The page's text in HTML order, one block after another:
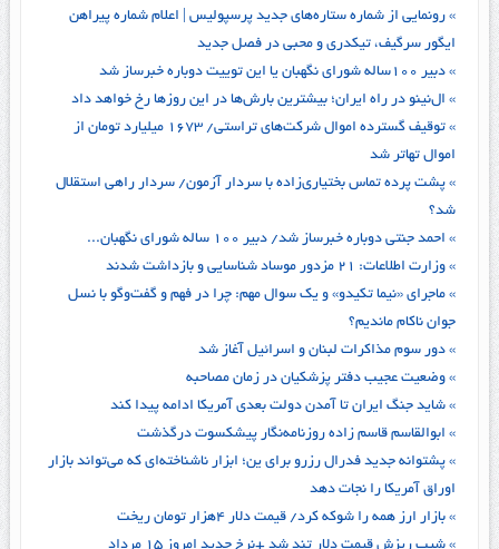
» رونمایی از شماره ستاره‌های جدید پرسپولیس | اعلام شماره پیراهن
ایگور سرگیف، تیکدری و محبی در فصل جدید
» دبیر ۱۰۰ساله شورای نگهبان یا این توییت دوباره خبرساز شد
» ال‌نینو در راه ایران؛ بیشترین بارش‌ها در این روزها رخ خواهد داد
» توقیف گسترده اموال شرکت‌های تراستی/ ۱۶۷۳ میلیارد تومان از
اموال تهاتر شد
» پشت پرده تماس بختیاری‌زاده با سردار آزمون/ سردار راهی استقلال
شد؟
» احمد جنتی دوباره خبرساز شد/ دبیر ۱۰۰ ساله شورای نگهبان...
» وزارت اطلاعات: ۲۱ مزدور موساد شناسایی و بازداشت شدند
» ماجرای «نیما تکیدو» و یک سوال مهم: چرا در فهم و گفت‌وگو با نسل
جوان ناکام ماندیم؟
» دور سوم مذاکرات لبنان و اسرائیل آغاز شد
» وضعیت عجیب دفتر پزشکیان در زمان مصاحبه
» شاید جنگ ایران تا آمدن دولت بعدی آمریکا ادامه پیدا کند
» ابوالقاسم قاسم زاده روزنامه‌نگار پیشکسوت درگذشت
» پشتوانه جدید فدرال رزرو برای ین؛ ابزار ناشناخته‌ای که می‌تواند بازار
اوراق آمریکا را نجات دهد
» بازار ارز همه را شوکه کرد/ قیمت دلار ۴هزار تومان ریخت
» شیب ریزش قیمت دلار تند شد +نرخ جدید امروز ۱۵ مرداد